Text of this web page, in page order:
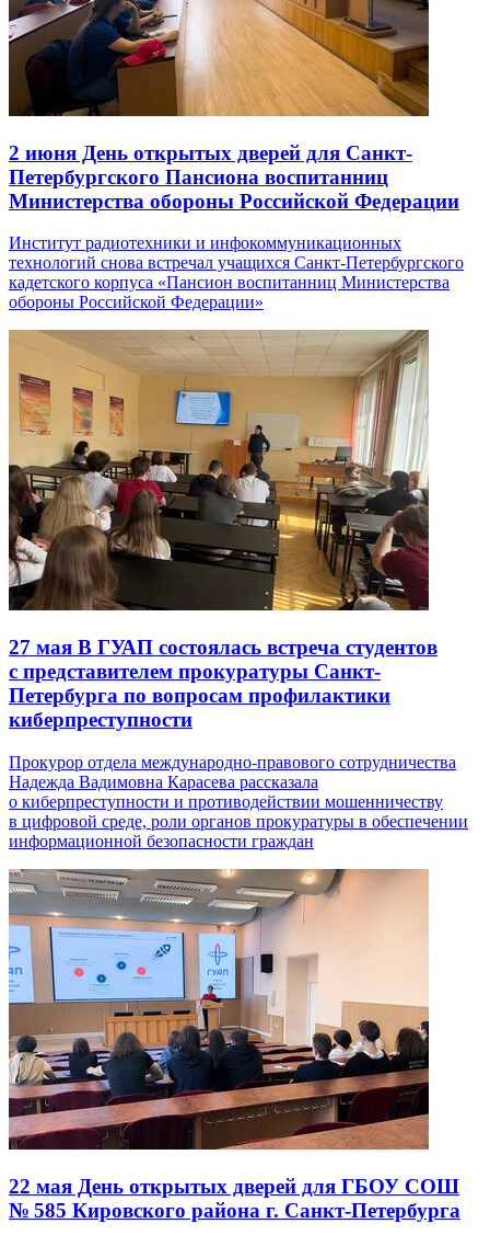
2 июня День открытых дверей для Санкт-
Петербургского Пансиона воспитанниц
Министерства обороны Российской Федерации
Институт радиотехники и инфокоммуникационных
технологий снова встречал учащихся Санкт-Петербургского
кадетского корпуса «Пансион воспитанниц Министерства
обороны Российской Федерации»
27 мая В ГУАП состоялась встреча студентов
с представителем прокуратуры Санкт-
Петербурга по вопросам профилактики
киберпреступности
Прокурор отдела международно-правового сотрудничества
Надежда Вадимовна Карасева рассказала
о киберпреступности и противодействии мошенничеству
в цифровой среде, роли органов прокуратуры в обеспечении
информационной безопасности граждан
22 мая День открытых дверей для ГБОУ СОШ
№ 585 Кировского района г. Санкт-Петербурга